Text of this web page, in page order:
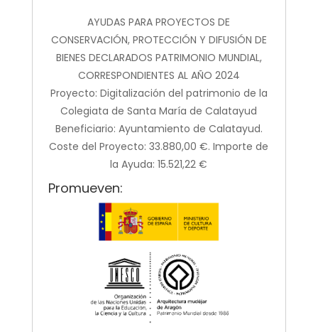
AYUDAS PARA PROYECTOS DE
CONSERVACIÓN, PROTECCIÓN Y DIFUSIÓN DE
BIENES DECLARADOS PATRIMONIO MUNDIAL,
CORRESPONDIENTES AL AÑO 2024
Proyecto: Digitalización del patrimonio de la
Colegiata de Santa María de Calatayud
Beneficiario: Ayuntamiento de Calatayud.
Coste del Proyecto: 33.880,00 €. Importe de
la Ayuda: 15.521,22 €
Promueven: